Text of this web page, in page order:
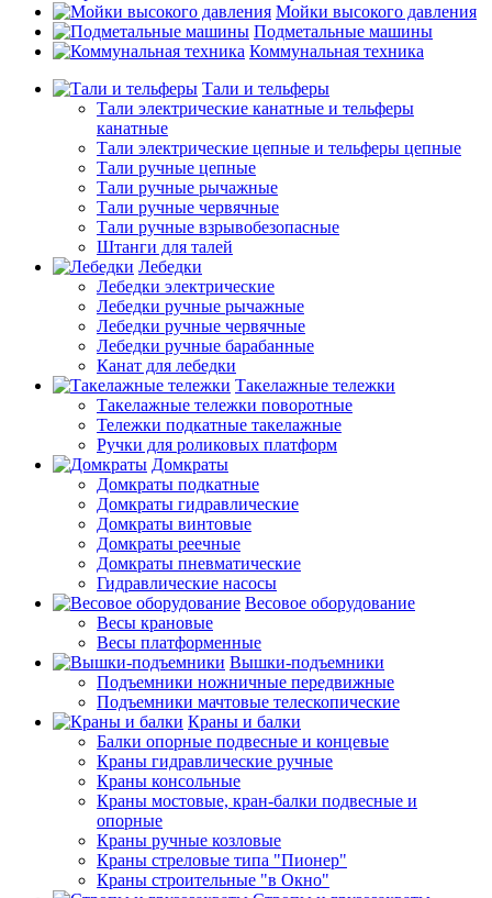
Мойки высокого давления
Подметальные машины
Коммунальная техника
Тали и тельферы
Тали электрические канатные и тельферы
канатные
Тали электрические цепные и тельферы цепные
Тали ручные цепные
Тали ручные рычажные
Тали ручные червячные
Тали ручные взрывобезопасные
Штанги для талей
Лебедки
Лебедки электрические
Лебедки ручные рычажные
Лебедки ручные червячные
Лебедки ручные барабанные
Канат для лебедки
Такелажные тележки
Такелажные тележки поворотные
Тележки подкатные такелажные
Ручки для роликовых платформ
Домкраты
Домкраты подкатные
Домкраты гидравлические
Домкраты винтовые
Домкраты реечные
Домкраты пневматические
Гидравлические насосы
Весовое оборудование
Весы крановые
Весы платформенные
Вышки-подъемники
Подъемники ножничные передвижные
Подъемники мачтовые телескопические
Краны и балки
Балки опорные подвесные и концевые
Краны гидравлические ручные
Краны консольные
Краны мостовые, кран-балки подвесные и
опорные
Краны ручные козловые
Краны стреловые типа "Пионер"
Краны строительные "в Окно"